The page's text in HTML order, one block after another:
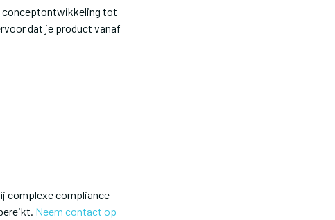
conceptontwikkeling tot
dat je product vanaf
complexe compliance
Neem contact op